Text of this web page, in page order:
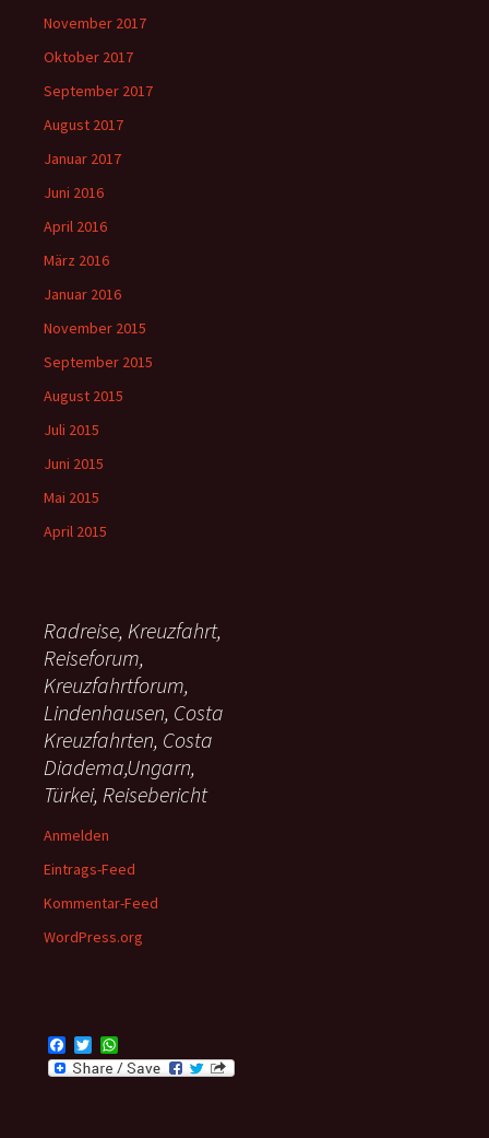
November 2017
Oktober 2017
September 2017
August 2017
Januar 2017
Juni 2016
April 2016
März 2016
Januar 2016
November 2015
September 2015
August 2015
Juli 2015
Juni 2015
Mai 2015
April 2015
Radreise, Kreuzfahrt,
Reiseforum,
Kreuzfahrtforum,
Lindenhausen, Costa
Kreuzfahrten, Costa
Diadema,Ungarn,
Türkei, Reisebericht
Anmelden
Eintrags-Feed
Kommentar-Feed
WordPress.org
a
c
w
i
h
a